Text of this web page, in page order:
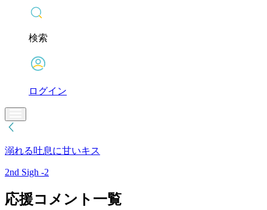
検索
ログイン
溺れる吐息に甘いキス
2nd Sigh -2
応援コメント一覧